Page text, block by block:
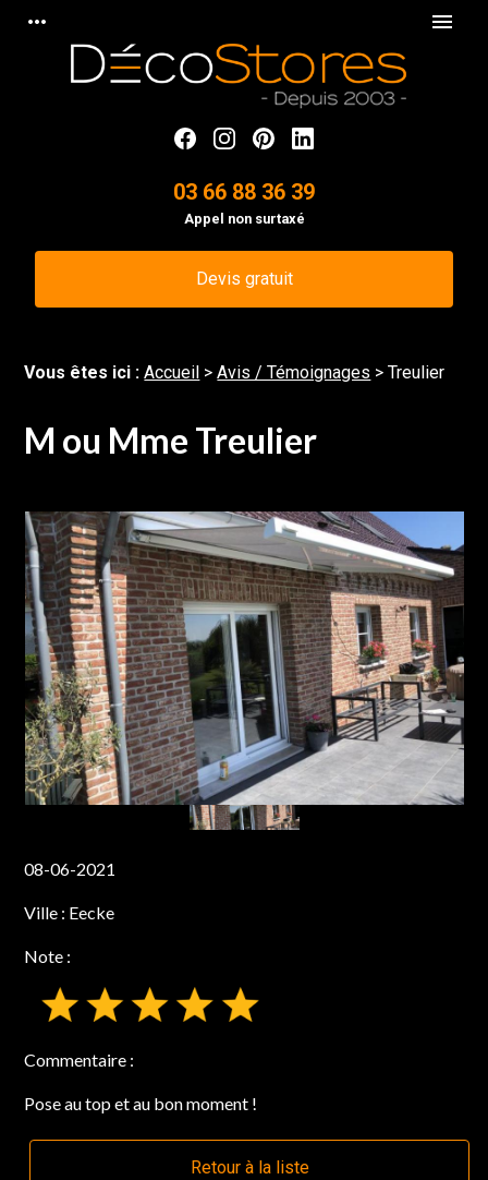
more_horiz menu
03 66 88 36 39
Appel non surtaxé
Devis gratuit
Vous êtes ici :Accueil >Avis / Témoignages >Treulier
M ou Mme Treulier
08-06-2021
Ville : Eecke
Note :
Commentaire :
Pose au top et au bon moment !
Retour à la liste